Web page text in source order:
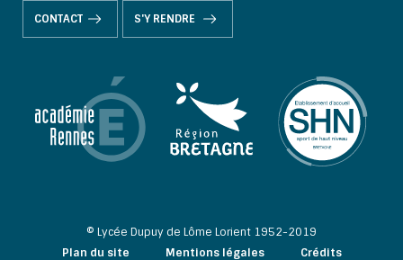
CONTACT S'Y RENDRE
© Lycée Dupuy de Lôme Lorient 1952-2019
Plan du site
Mentions légales Crédits